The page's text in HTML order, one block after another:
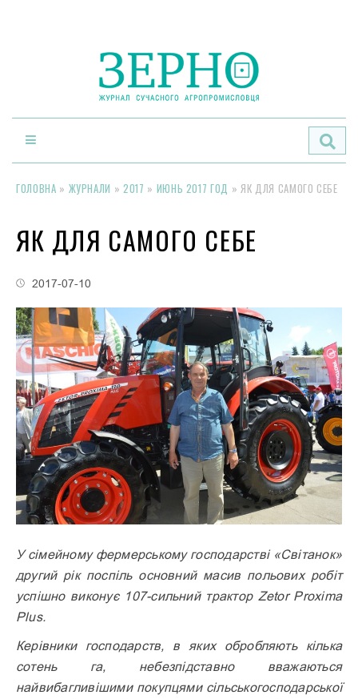
ГОЛОВНА » ЖУРНАЛИ »2017 » ИЮНЬ 2017 ГОД » ЯК ДЛЯ САМОГО СЕБЕ
ЯК ДЛЯ САМОГО СЕБЕ
2017-07-10
У сімейному фермерському господарстві «Світанок»
другий рік поспіль основний масив польових робіт
успішно виконує 107-сильний трактор Zetor Proxima
Plus.
Керівники господарств, в яких обробляють кілька
сотень га, небезпідставно вважаються
найвибагливішими покупцями сільськогосподарської